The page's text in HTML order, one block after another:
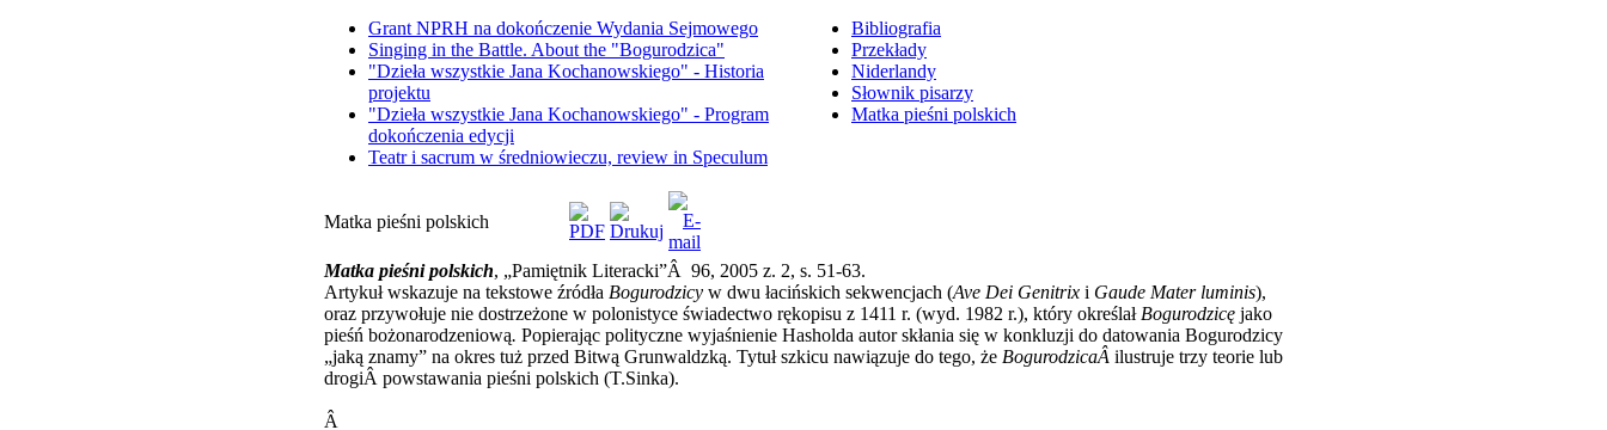
Grant NPRH na dokończenie Wydania Sejmowego
Singing in the Battle. About the "Bogurodzica"
"Dzieła wszystkie Jana Kochanowskiego" - Historia
projektu
"Dzieła wszystkie Jana Kochanowskiego" - Program
dokończenia edycji
Teatr i sacrum w średniowieczu, review in Speculum
Bibliografia
Przekłady
Niderlandy
Słownik pisarzy
Matka pieśni polskich
Matka pieśni polskich
Matka pieśni polskich, „Pamiętnik Literacki”Â 96, 2005 z. 2, s. 51-63.
Artykuł wskazuje na tekstowe źródła Bogurodzicy w dwu łacińskich sekwencjach (Ave Dei Genitrix i Gaude Mater luminis),
oraz przywołuje nie dostrzeżone w polonistyce świadectwo rękopisu z 1411 r. (wyd. 1982 r.), który określałBogurodzicę jako
pieśń bożonarodzeniową. Popierając polityczne wyjaśnienie Hasholda autor skłania się w konkluzji do datowania Bogurodzicy
„jaką znamy” na okres tuż przed Bitwą Grunwaldzką. Tytuł szkicu nawiązuje do tego, że BogurodzicaÂ ilustruje trzy teorie lub
drogiÂ powstawania pieśni polskich (T.Sinka).
Â